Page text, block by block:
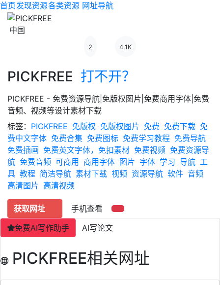
首页发现资源各类资源 网址导航
中国
2 4.1K
PICKFREE 打不开？
PICKFREE - 免费资源导航|免版权图片|免费商用字体|免费
音频、视频等设计素材下载
标签： PICKFREE 免版权 免版权图片 免费 免费下载 免
费中文字体 免费合集 免费图标 免费学习教程 免费导航
免费插画 免费英文字体，免扣素材 免费视频 免费资源导
航 免费音频 可商用 商用字体 图片 字体 学习 导航 工
具 教程 简洁导航 素材下载 视频 资源导航 软件 音频
高清图片 高清视频
获取网址
手机查看
免费AI写作助手
AI写论文
PICKFREE相关网址